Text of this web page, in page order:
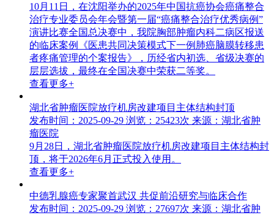
10月11日，在沈阳举办的2025年中国抗癌协会癌痛整合
治疗专业委员会年会暨第一届“癌痛整合治疗优秀病例”
演讲比赛全国总决赛中，我院胸部肿瘤内科二病区报送
的临床案例《医患共同决策模式下一例肺癌脑膜转移患
者疼痛管理的个案报告》，历经省内初选、省级决赛的
层层选拔，最终在全国决赛中荣获二等奖。
查看更多+
湖北省肿瘤医院放疗机房改建项目主体结构封顶
发布时间：2025-09-29 浏览：25423次 来源：湖北省肿
瘤医院
9月28日，湖北省肿瘤医院放疗机房改建项目主体结构封
顶，将于2026年6月正式投入使用。
查看更多+
中德乳腺癌专家聚首武汉 共促前沿研究与临床合作
发布时间：2025-09-29 浏览：27697次 来源：湖北省肿